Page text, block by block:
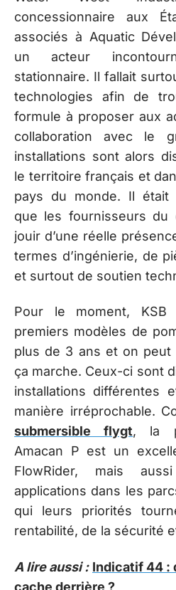
concessionnaire aux
associés à Aquatic
un acteur
stationnaire. Il fallait
technologies afin de
formule à proposer aux
collaboration avec le
installations sont alors
le territoire français et
pays du monde. Il était
que les fournisseurs du
jouir d’une réelle
termes d’ingénierie, de
et surtout de soutien
Pour le moment,
premiers modèles de
plus de 3 ans et on peut
ça marche. Ceux-ci sont
installations différentes
manière irréprochable.
submersible flygt, la
Amacan P est un
FlowRider, mais
applications dans les
qui leurs priorités
rentabilité, de la sécurité
A lire aussi : Indicatif 44 :
cache derrière ?